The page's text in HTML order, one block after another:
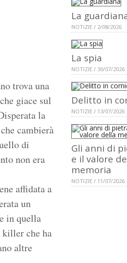
trova una
giace sul
la
cambierà
di
non era
affidata a
un
in quella
killer che ha
altre
La
NOTIZIE / 2/08/2026
La spia
NOTIZIE / 30/07/2026
Delitto in
NOTIZIE / 13/07/2026
Gli anni di
e il valore
memoria
NOTIZIE / 11/07/2026